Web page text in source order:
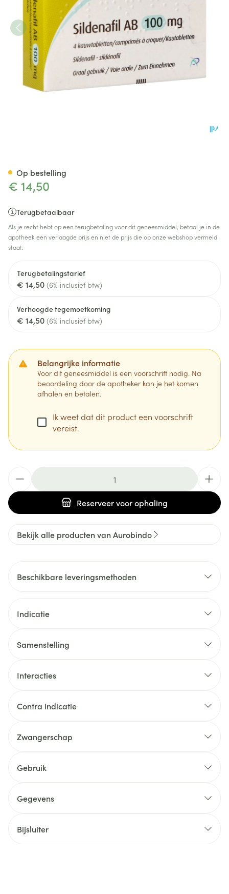
€ 14,50
Terugbetaalbaar
Als je recht hebt op een terugbetaling voor dit geneesmiddel, betaal je in de
apotheek een verlaagde prijs en niet de prijs die op onze webshop vermeld
staat.
Terugbetalingstarief
€ 14,50 (6% inclusief btw)
Verhoogde tegemoetkoming
€ 14,50 (6% inclusief btw)
Belangrijke informatie
Voor dit geneesmiddel is een voorschrift nodig. Na
beoordeling door de apotheker kan je het komen
afhalen en betalen.
Ik weet dat dit product een voorschrift
vereist.
Reserveervoor ophaling
Op bestelling
Bekijk alle producten van Aurobindo
Beschikbare leveringsmethoden
Indicatie
Samenstelling
Interacties
Contra indicatie
Zwangerschap
Gebruik
Gegevens
Bijsluiter